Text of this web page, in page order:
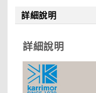
詳細說明
詳細說明